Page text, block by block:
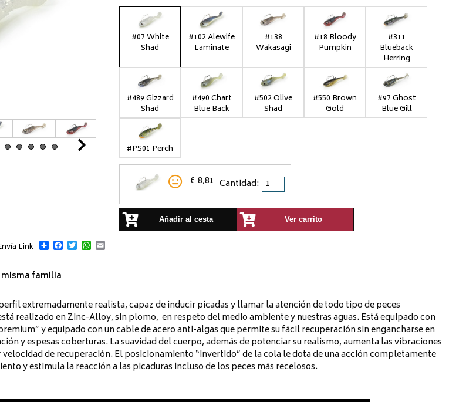
#07 White
Shad
#102 Alewife
Laminate
#138
Wakasagi
#18 Bloody
Pumpkin
#311
Blueback
Herring
#489 Gizzard
Shad
#490 Chart
Blue Back
#502 Olive
Shad
#550 Brown
Gold
#97 Ghost
Blue Gill
#PS01 Perch
€ 8,81 Cantidad:
Añadir al cesta Ver carrito
Link Compartir
Facebook
TwitterWhatsApp
Email
misma familia
extremadamente realista, capaz de inducir picadas y llamar la atención de todo tipo de peces
realizado en Zinc-Alloy, sin plomo, en respeto del medio ambiente y nuestras aguas. Está equipado con
y equipado con un cable de acero anti-algas que permite su fácil recuperación sin engancharse en
y espesas coberturas. La suavidad del cuerpo, además de potenciar su realismo, aumenta las vibraciones
velocidad de recuperación. El posicionamiento “invertido” de la cola le dota de una acción completamente
y estimula la reacción a las picaduras incluso de los peces más recelosos.